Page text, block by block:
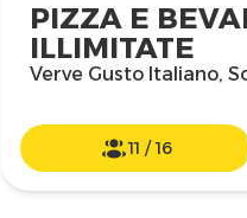
PIZZA E
ILLIMITATE
Verve Gusto Italiano,
11 /16